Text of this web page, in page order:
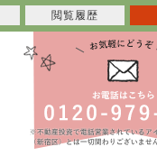
閲覧履歴